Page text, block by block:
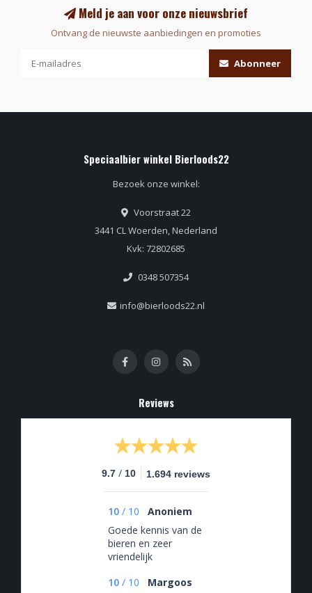
Meld je aan voor onze nieuwsbrief
Ontvang de nieuwste aanbiedingen en promoties
Abonneer
Speciaalbier winkel Bierloods22
Bezoek onze winkel:
Voorstraat 22
3441 CL Woerden, Nederland
Kvk: 72802685
0348 507354
info@bierloods22.nl
Reviews
9.7 / 10 1.694 reviews
10 / 10
Anoniem
Goede kennis van de
bieren en zeer
vriendelijk
10 / 10
Margoos